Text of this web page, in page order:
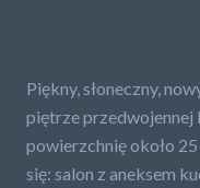
Piękny, słoneczny,
piętrze przedwojennej
powierzchnię około
się: salon z aneksem